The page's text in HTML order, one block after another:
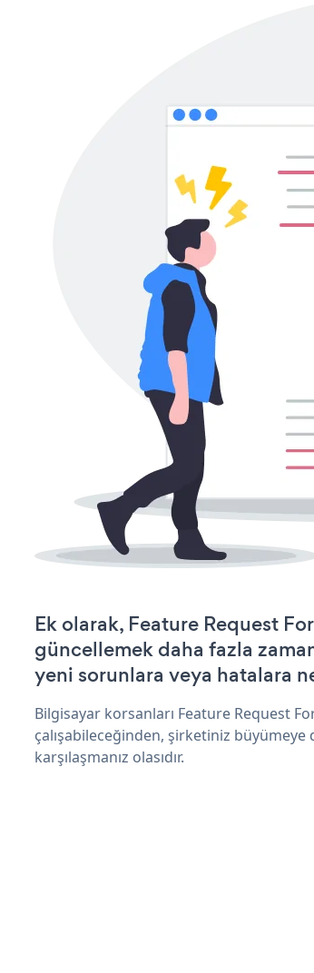
Ek olarak, Feature Request
güncellemek daha fazla
yeni sorunlara veya hatalara
Bilgisayar korsanları Feature Request
çalışabileceğinden, şirketiniz
karşılaşmanız olasıdır.